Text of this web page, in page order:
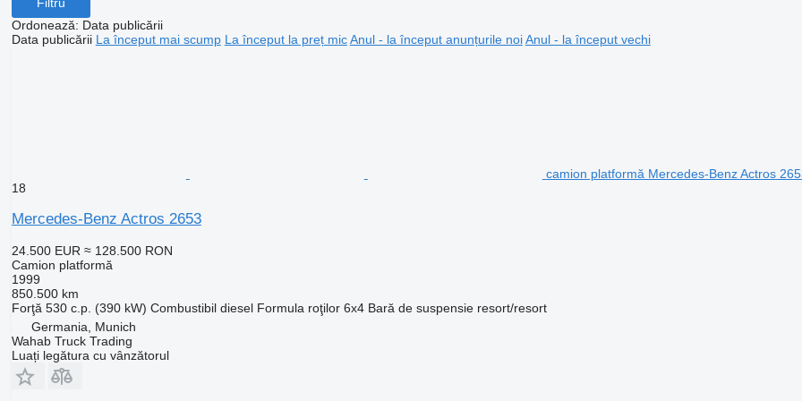
Ordonează: Data publicării
Data publicării La început mai scump La început la preț mic Anul - la început anunțurile noi Anul - la început vechi
camion platformă Mercedes-Benz Actros
18
Mercedes-Benz Actros 2653
24.500 EUR ≈ 128.500 RON
Camion platformă
1999
850.500 km
Forţă 530 c.p. (390 kW) Combustibil diesel Formula roţilor 6x4 Bară de suspensie resort/resort
Germania, Munich
Wahab Truck Trading
Luați legătura cu vânzătorul